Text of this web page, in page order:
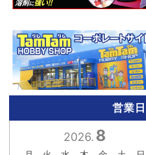
営業
2026. 8